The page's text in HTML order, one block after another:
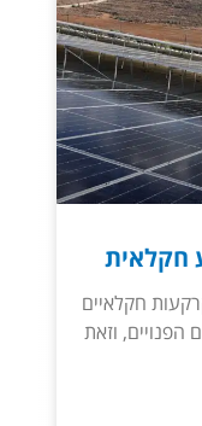
חקלאית
חקלאיים
הפנויים, וזאת